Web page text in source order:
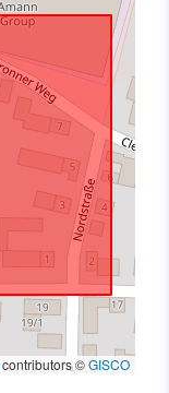
contributors ©GISCO